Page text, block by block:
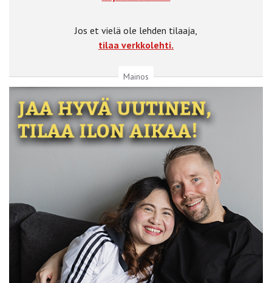
Jos et vielä ole lehden tilaaja,
tilaa verkkolehti.
Mainos